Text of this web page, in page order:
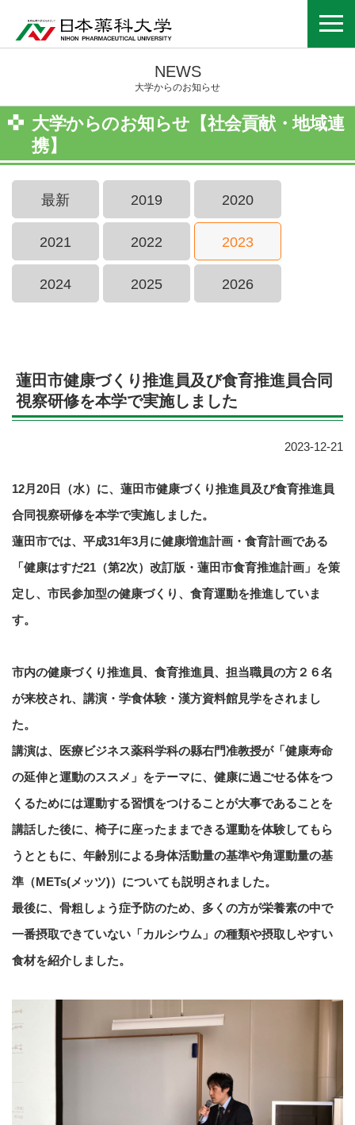
NEWS
大学からのお知らせ
大学からのお知らせ【社会貢献・地域連
携】
最新 2019 2020
2021 2022 2023
2024 2025 2026
蓮田市健康づくり推進員及び食育推進員合同
視察研修を本学で実施しました
2023-12-21
12月20 日（水）に、蓮田市健康づくり推進員及び食育推進員
合同視察研修を本学で実施しました。
蓮田市では、平成31年3月に健康増進計画・食育計画である
「健康はすだ21（第2次）改訂版・蓮田市食育推進計画」を策
定し、市民参加型の健康づくり、食育運動を推進していま
す。
市内の健康づくり推進員、食育推進員、担当職員の方２６名
が来校され、講演・学食体験・漢方資料館見学をされまし
た。
講演は、医療ビジネス薬科学科の縣右門准教授が「健康寿命
の延伸と運動のススメ」をテーマに、健康に過ごせる体をつ
くるためには運動する習慣をつけることが大事であることを
講話した後に、椅子に座ったままできる運動を体験してもら
うとともに、年齢別による身体活動量の基準や角運動量の基
準（METs(メッツ)）についても説明されました。
最後に、骨粗しょう症予防のため、多くの方が栄養素の中で
一番摂取できていない「カルシウム」の種類や摂取しやすい
食材を紹介しました。